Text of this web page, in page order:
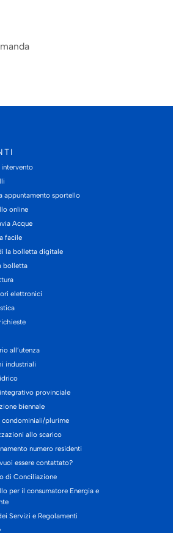
appuntamento sportello
online
Acque
facile
la bolletta digitale
bolletta
elettronici
all’utenza
industriali
provinciale
biennale
condominiali/plurime
allo scarico
numero residenti
essere contattato?
di Conciliazione
per il consumatore Energia e
Servizi e Regolamenti